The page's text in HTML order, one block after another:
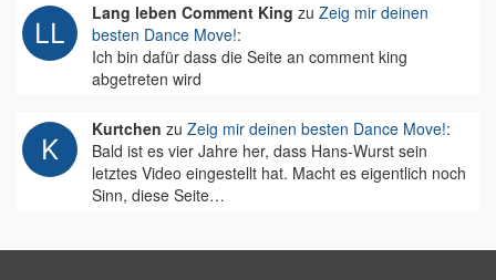
Lang leben Comment King zu Zeig mir deinen
besten Dance Move!:
Ich bin dafür dass die Seite an comment king
abgetreten wird
Kurtchen zu Zeig mir deinen besten Dance Move!:
Bald ist es vier Jahre her, dass Hans-Wurst sein
letztes Video eingestellt hat. Macht es eigentlich noch
Sinn, diese Seite…